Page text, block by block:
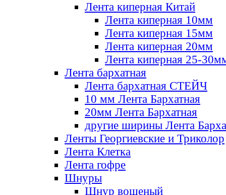
Лента киперная Китай
Лента киперная 10мм
Лента киперная 15мм
Лента киперная 20мм
Лента киперная 25-
Лента бархатная
Лента бархатная СТЕЙЧ
10 мм Лента Бархатная
20мм Лента Бархатная
другие ширины Лента
Ленты Георгиевские и Триколор
Лента Клетка
Лента гофре
Шнуры
Шнур вощеный